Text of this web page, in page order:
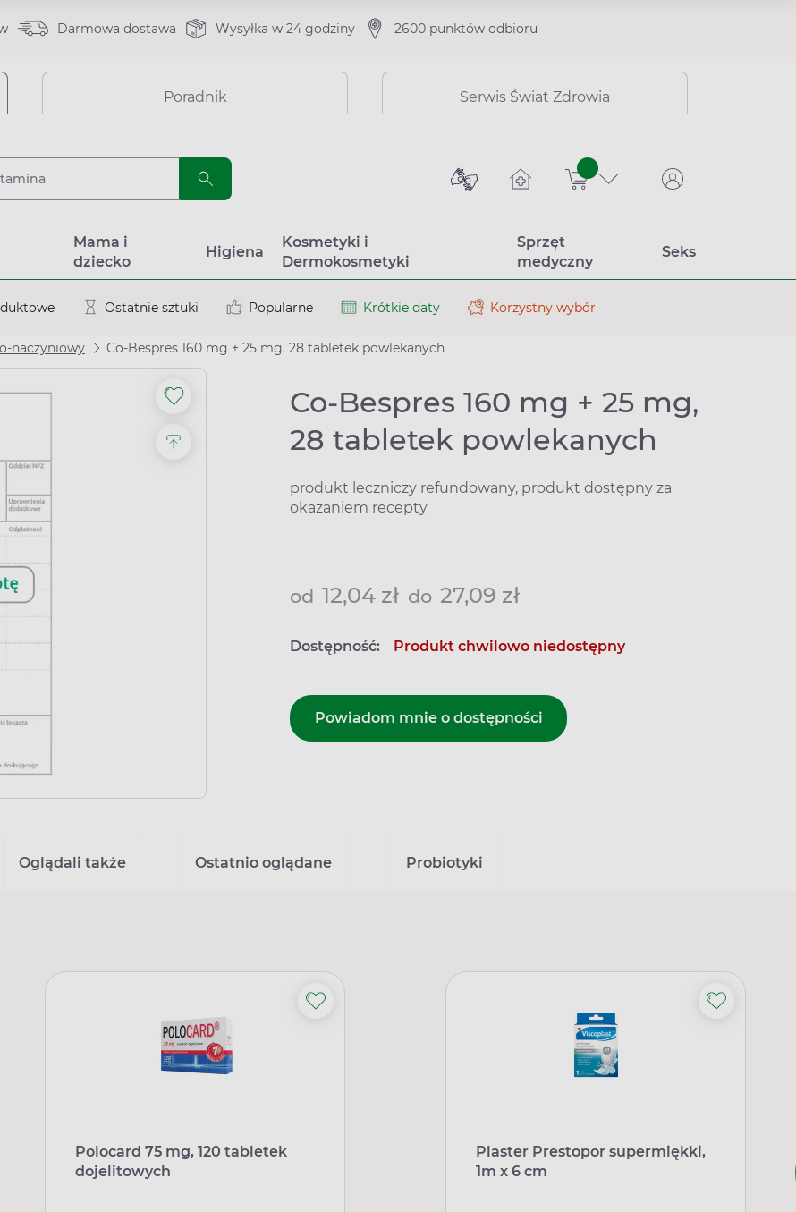
Darmowa dostawa Wysyłka w 24 godziny 2600 punktów odbioru
Poradnik Serwis Świat Zdrowia
sztuk
Mama i
dziecko
Higiena
Kosmetyki i
Dermokosmetyki
Sprzęt
medyczny
Seks
Ostatnie sztuki Popularne Krótkie daty Korzystny wybór
naczyniowy Co-Bespres 160 mg + 25 mg, 28 tabletek powlekanych
Co-Bespres 160 mg + 25 mg,
28 tabletek powlekanych
produkt leczniczy refundowany, produkt dostępny za
okazaniem recepty
od 12,04 zł do 27,09 zł
Dostępność: Produkt chwilowo niedostępny
Powiadom mnie o dostępności
Oglądali także Ostatnio oglądane Probiotyki
Polocard 75 mg, 120 tabletek
dojelitowych
Plaster Prestopor supermiękki,
1m x 6 cm